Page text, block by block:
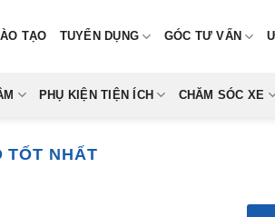
TẠO TUYỂN DỤNG GÓC TƯ VẤN
PHỤ KIỆN TIỆN ÍCH CHĂM SÓC XE
TỐT NHẤT